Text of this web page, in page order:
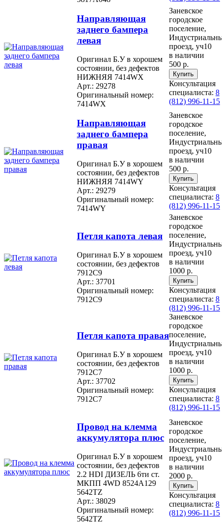
Направляющая
заднего бампера
левая
Оригинал Б.У в хорошем
состоянии, без дефектов
НИЖНЯЯ 7414WX
Арт.: 29278
Оригинальный номер:
7414WX
Заневское
городское
поселение,
проезд, уч10
в наличии
500 р.
Консультация
специалиста: 8
(812) 996-11-15
Направляющая
заднего бампера
правая
Оригинал Б.У в хорошем
состоянии, без дефектов
НИЖНЯЯ 7414WY
Арт.: 29279
Оригинальный номер:
7414WY
Заневское
городское
поселение,
проезд, уч10
в наличии
500 р.
Консультация
специалиста: 8
(812) 996-11-15
Петля капота левая
Оригинал Б.У в хорошем
состоянии, без дефектов
7912C9
Арт.: 37701
Оригинальный номер:
7912C9
Заневское
городское
поселение,
проезд, уч10
в наличии
1000 р.
Консультация
специалиста: 8
(812) 996-11-15
Петля капота правая
Оригинал Б.У в хорошем
состоянии, без дефектов
7912C7
Арт.: 37702
Оригинальный номер:
7912C7
Заневское
городское
поселение,
проезд, уч10
в наличии
1000 р.
Консультация
специалиста: 8
(812) 996-11-15
Провод на клемма
аккумулятора плюс
Оригинал Б.У в хорошем
состоянии, без дефектов
2.2 HDI ДИЗЕЛЬ 6ти ст.
МКПП 4WD 8524A129
5642TZ
Арт.: 38029
Оригинальный номер:
5642TZ
Заневское
городское
поселение,
проезд, уч10
в наличии
2000 р.
Консультация
специалиста: 8
(812) 996-11-15